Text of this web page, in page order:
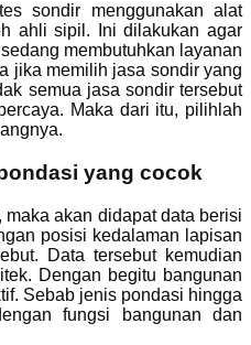
sondir menggunakan alat
ahli sipil. Ini dilakukan agar
membutuhkan layanan
jika memilih jasa sondir yang
semua jasa sondir tersebut
Maka dari itu, pilihlah
yang cocok
akan didapat data berisi
posisi kedalaman lapisan
Data tersebut kemudian
Dengan begitu bangunan
Sebab jenis pondasi hingga
fungsi bangunan dan